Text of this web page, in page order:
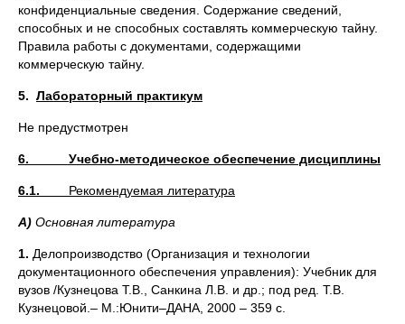
конфиденциальные сведения. Содержание сведений,
способных и не способных составлять коммерческую тайну.
Правила работы с документами, содержащими
коммерческую тайну.
5. Лабораторный практикум
Не предустмотрен
6. Учебно-методическое обеспечение дисциплины
6.1. Рекомендуемая литература
А) Основная литература
1. Делопроизводство (Организация и технологии
документационного обеспечения управления): Учебник для
вузов /Кузнецова Т.В., Санкина Л.В. и др.; под ред. Т.В.
Кузнецовой.– М.:Юнити–ДАНА, 2000 – 359 с.